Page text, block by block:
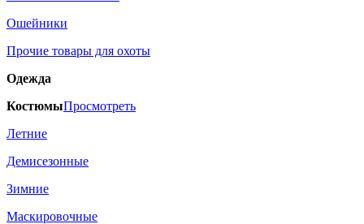
Ошейники
Прочие товары для охоты
Одежда
КостюмыПросмотреть
Летние
Демисезонные
Зимние
Маскировочные